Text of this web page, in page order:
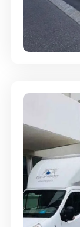
Full-